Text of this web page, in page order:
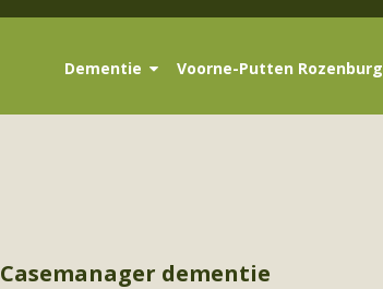
Dementie Voorne-Putten Rozenburg
Casemanager dementie